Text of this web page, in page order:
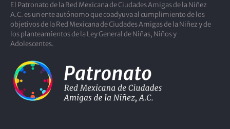
El Patronato de la Red Mexicana de Ciudades Amigas de la Niñez
A.C. es un ente autónomo que coadyuva al cumplimiento de los
objetivos de la Red Mexicana de Ciudades Amigas de la Niñez y de
los planteamientos de la Ley General de Niñas, Niños y
Adolescentes.